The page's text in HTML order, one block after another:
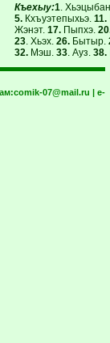
Къехыу:1 .
5.Кхъуэтепыхьэ. 11.
Жэнэт. 17.Пыпхэ.
23. Хьэх. 26.Бытыр.
32.Мэш. 33. Ауз. 38.
comik-07@mail.ru | e-